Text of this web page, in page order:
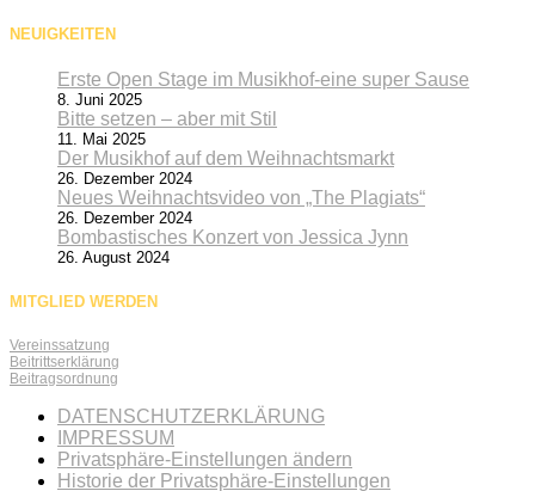
NEUIGKEITEN
Erste Open Stage im Musikhof-eine super Sause
8. Juni 2025
Bitte setzen – aber mit Stil
11. Mai 2025
Der Musikhof auf dem Weihnachtsmarkt
26. Dezember 2024
Neues Weihnachtsvideo von „The Plagiats“
26. Dezember 2024
Bombastisches Konzert von Jessica Jynn
26. August 2024
MITGLIED WERDEN
Vereinssatzung
Beitrittserklärung
Beitragsordnung
DATENSCHUTZERKLÄRUNG
IMPRESSUM
Privatsphäre-Einstellungen ändern
Historie der Privatsphäre-Einstellungen